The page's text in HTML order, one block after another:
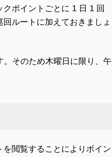
ポイントごとに 1 日 1 回
ルートに加えておきましょ
。そのため木曜日に限り、午
閲覧することによりポイン